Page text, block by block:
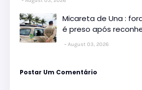
Micareta de Una :
é preso após
August 03, 2026
Postar Um Comentário